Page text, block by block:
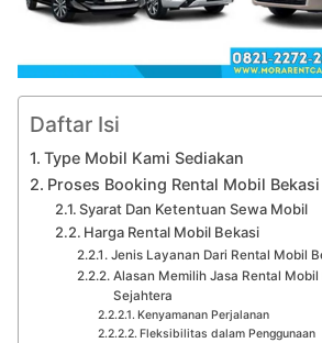
Daftar Isi
Type Mobil Kami Sediakan
Proses Booking Rental Mobil Bekasi
Syarat Dan Ketentuan Sewa Mobil
Harga Rental Mobil Bekasi
Jenis Layanan Dari Rental Mobil
Alasan Memilih Jasa Rental Mobil
Sejahtera
Kenyamanan Perjalanan
Fleksibilitas dalam Penggunaan